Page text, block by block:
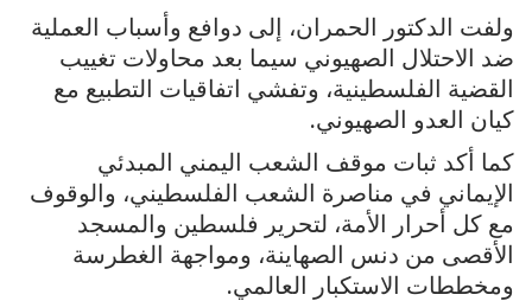
ولفت الدكتور الحمران، إلى دوافع وأسباب العملية
ضد الاحتلال الصهيوني سيما بعد محاولات تغييب
القضية الفلسطينية، وتفشي اتفاقيات التطبيع مع
كيان العدو الصهيوني.
كما أكد ثبات موقف الشعب اليمني المبدئي
الإيماني في مناصرة الشعب الفلسطيني، والوقوف
مع كل أحرار الأمة، لتحرير فلسطين والمسجد
الأقصى من دنس الصهاينة، ومواجهة الغطرسة
ومخططات الاستكبار العالمي.